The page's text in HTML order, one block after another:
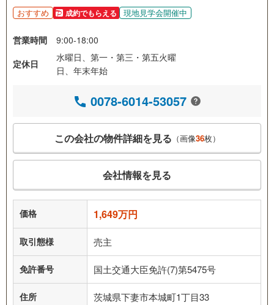
おすすめ 成約でもらえる 現地見学会開催中
営業時間
9:00-18:00
定休日
水曜日、第一・第三・第五火曜
日、年末年始
0078-6014-53057
この会社の物件詳細を見る （画像36枚）
会社情報を見る
価格 1,649万円
取引態様 売主
免許番号 国土交通大臣免許(7)第5475号
住所 茨城県下妻市本城町1丁目33